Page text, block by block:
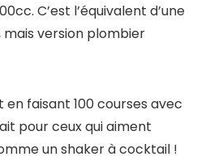
C’est l’équivalent d’une
mais version plombier
en faisant 100 courses avec
pour ceux qui aiment
un shaker à cocktail !